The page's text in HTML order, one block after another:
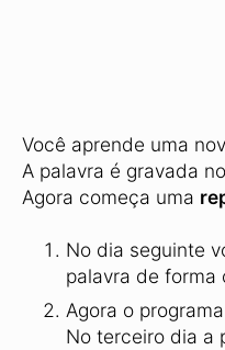
Você aprende uma
A palavra é gravada
Agora começa uma
No dia seguinte
palavra de forma
Agora o
No terceiro dia a